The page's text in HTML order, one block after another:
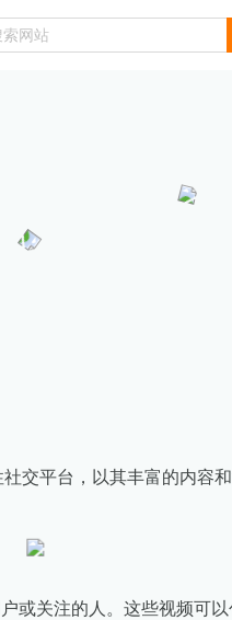
交平台，以其丰富的内容
或关注的人。这些视频可